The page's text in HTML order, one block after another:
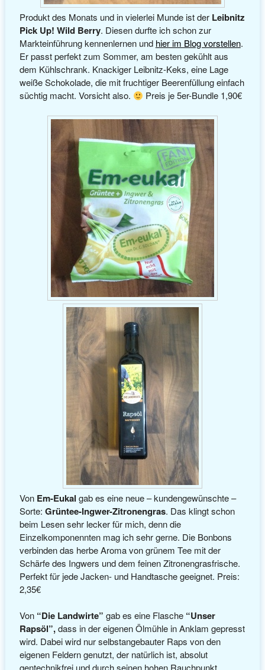
Produkt des Monats und in vielerlei Munde ist der Leibnitz
Pick Up! Wild Berry. Diesen durfte ich schon zur
Markteinführung kennenlernen und hier im Blog vorstellen.
Er passt perfekt zum Sommer, am besten gekühlt aus
dem Kühlschrank. Knackiger Leibnitz-Keks, eine Lage
weiße Schokolade, die mit fruchtiger Beerenfüllung einfach
süchtig macht. Vorsicht also.
Preis je 5er-Bundle 1,90€
Von Em-Eukal gab es eine neue – kundengewünschte –
Sorte: Grüntee-Ingwer-Zitronengras. Das klingt schon
beim Lesen sehr lecker für mich, denn die
Einzelkomponennten mag ich sehr gerne. Die Bonbons
verbinden das herbe Aroma von grünem Tee mit der
Schärfe des Ingwers und dem feinen Zitronengrasfrische.
Perfekt für jede Jacken- und Handtasche geeignet. Preis:
2,35€
Von “Die Landwirte” gab es eine Flasche “Unser
Rapsöl”,dass in der eigenen Ölmühle in Anklam gepresst
wird. Dabei wird nur selbstangebauter Raps von den
eigenen Feldern genutzt, der natürlich ist, absolut
gentechnikfrei und durch seinen hohen Rauchpunkt